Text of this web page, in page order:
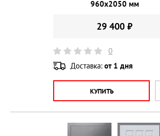
960х2050 мм
29 400 ₽
0
Доставка: от 1 дня
КУПИТЬ